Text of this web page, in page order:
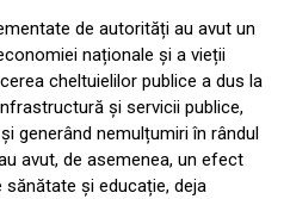
de autorități au avut un
naționale și a vieții
cheltuielilor publice a dus la
și servicii publice,
generând nemulțumiri în rândul
avut, de asemenea, un efect
și educație, deja